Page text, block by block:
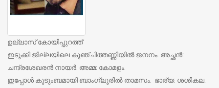
ഉല്ലാസ് കോയിപ്പുറത്ത്
ഇടുക്കി ജില്ലയിലെ കുഞ്ചിത്തണ്ണിയില്‍ ജനനം. അച്ഛന്‍:
ചന്ദ്രശേഖരന്‍ നായര്‍. അമ്മ: കോമളം.
ഇപ്പോള്‍ കുടുംബമായി ബാംഗ്ലൂരില്‍ താമസം. ഭാര്യ: ശശികല.